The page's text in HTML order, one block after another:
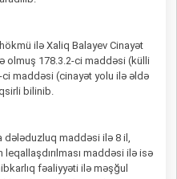
ilə Xaliq Balayev Cinayət
olmuş 178.3.2-ci maddəsi (külli
maddəsi (cinayət yolu ilə əldə
bilinib.
dələduzluq maddəsi ilə 8 il,
maddəsi ilə isə
fəaliyyəti ilə məşğul